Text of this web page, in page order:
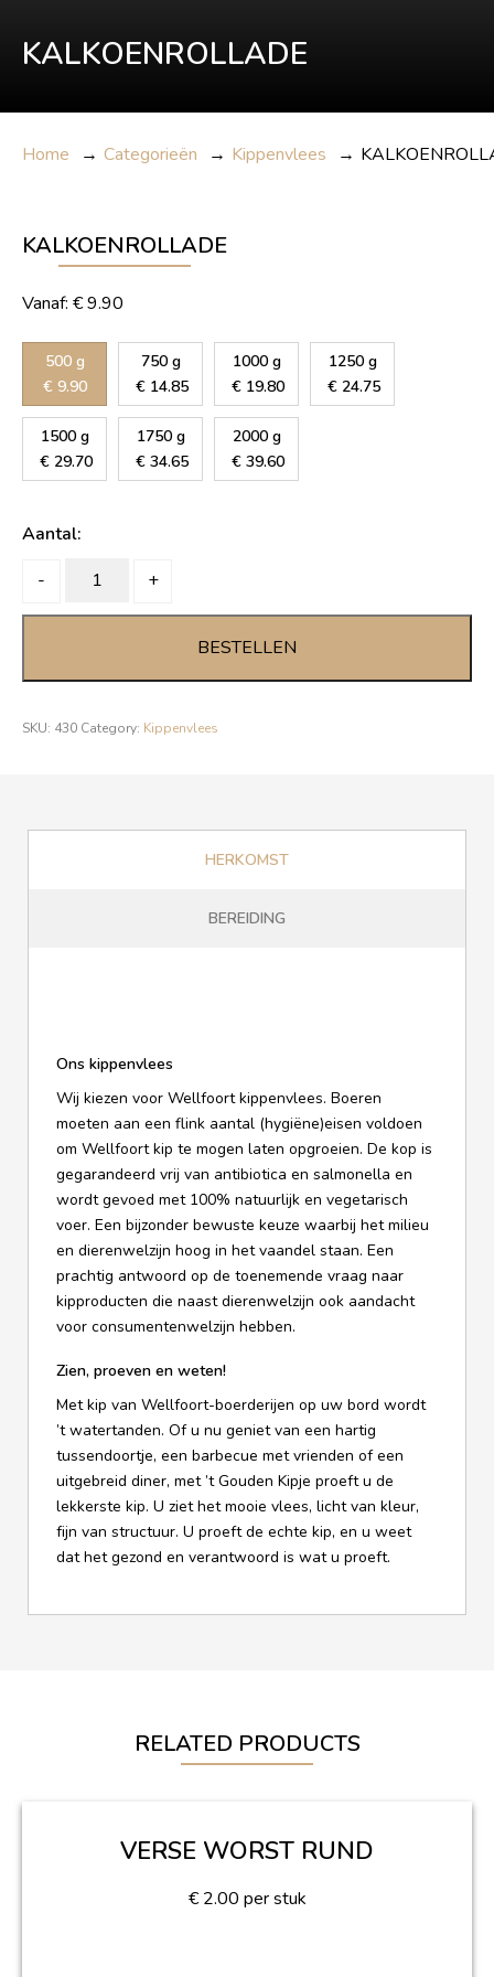
KALKOENROLLADE
Home → Categorieën → Kippenvlees →
KALKOENROLLADE
Vanaf: €9.90
500 g
€ 9.90
750 g
€ 14.85
1000 g
€ 19.80
1250 g
€ 24.75
1500 g
€ 29.70
1750 g
€ 34.65
2000 g
€ 39.60
Aantal:
-
KALKOENROLLADE
+
BESTELLEN
SKU: 430 Category: Kippenvlees
HERKOMST
BEREIDING
Ons kippenvlees
Wij kiezen voor Wellfoort kippenvlees. Boeren
moeten aan een flink aantal (hygiëne)eisen voldoen
om Wellfoort kip te mogen laten opgroeien. De kop is
gegarandeerd vrij van antibiotica en salmonella en
wordt gevoed met 100% natuurlijk en vegetarisch
voer. Een bijzonder bewuste keuze waarbij het milieu
en dierenwelzijn hoog in het vaandel staan. Een
prachtig antwoord op de toenemende vraag naar
kipproducten die naast dierenwelzijn ook aandacht
voor consumentenwelzijn hebben.
Zien, proeven en weten!
Met kip van Wellfoort-boerderijen op uw bord wordt
’t watertanden. Of u nu geniet van een hartig
tussendoortje, een barbecue met vrienden of een
uitgebreid diner, met ’t Gouden Kipje proeft u de
lekkerste kip. U ziet het mooie vlees, licht van kleur,
fijn van structuur. U proeft de echte kip, en u weet
dat het gezond en verantwoord is wat u proeft.
RELATED PRODUCTS
VERSE WORST RUND
€ 2.00 per stuk